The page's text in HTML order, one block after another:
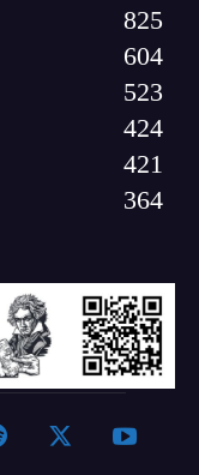
825
604
523
424
421
364